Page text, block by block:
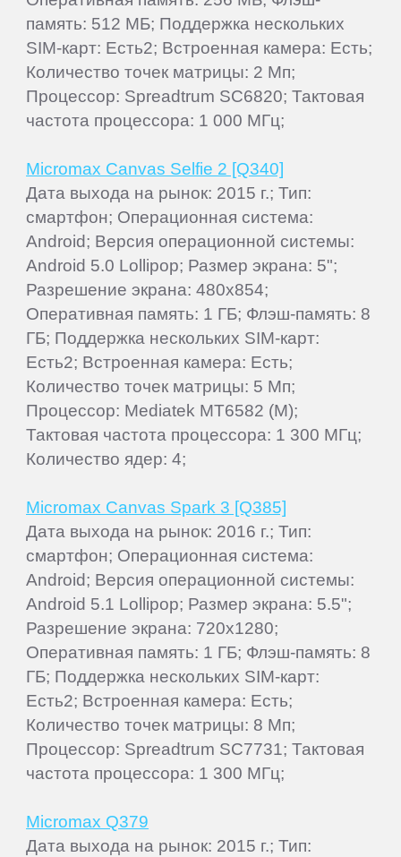
память: 512 МБ; Поддержка нескольких
SIM-карт: Есть2; Встроенная камера: Есть;
Количество точек матрицы: 2 Мп;
Процессор: Spreadtrum SC6820; Тактовая
частота процессора: 1 000 МГц;
Micromax Canvas Selfie 2 [Q340]
Дата выхода на рынок: 2015 г.; Тип:
смартфон; Операционная система:
Android; Версия операционной системы:
Android 5.0 Lollipop; Размер экрана: 5";
Разрешение экрана: 480x854;
Оперативная память: 1 ГБ; Флэш-память: 8
ГБ; Поддержка нескольких SIM-карт:
Есть2; Встроенная камера: Есть;
Количество точек матрицы: 5 Мп;
Процессор: Mediatek MT6582 (M);
Тактовая частота процессора: 1 300 МГц;
Количество ядер: 4;
Micromax Canvas Spark 3 [Q385]
Дата выхода на рынок: 2016 г.; Тип:
смартфон; Операционная система:
Android; Версия операционной системы:
Android 5.1 Lollipop; Размер экрана: 5.5";
Разрешение экрана: 720x1280;
Оперативная память: 1 ГБ; Флэш-память: 8
ГБ; Поддержка нескольких SIM-карт:
Есть2; Встроенная камера: Есть;
Количество точек матрицы: 8 Мп;
Процессор: Spreadtrum SC7731; Тактовая
частота процессора: 1 300 МГц;
Micromax Q379
Дата выхода на рынок: 2015 г.; Тип: